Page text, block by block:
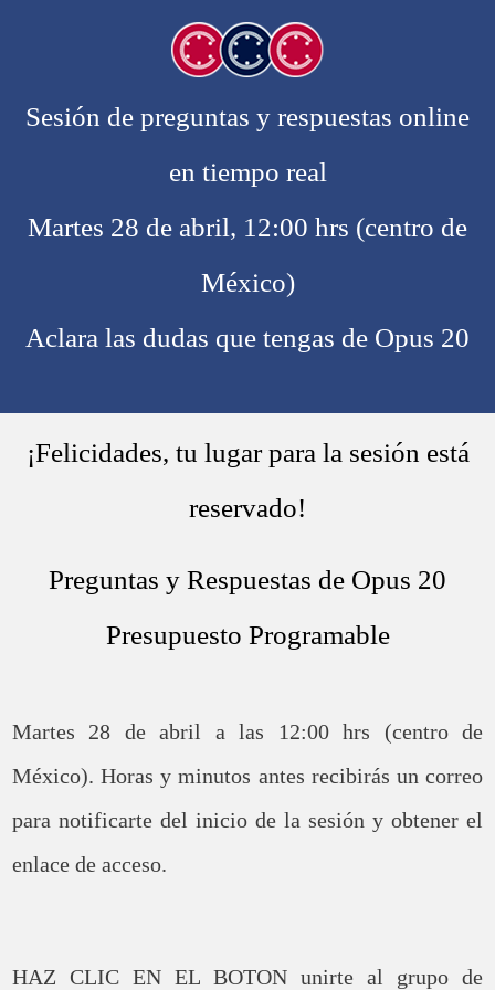
Sesión de preguntas y respuestas online
en tiempo real
Martes 28 de abril, 12:00 hrs (centro de
México)
Aclara las dudas que tengas de Opus 20
¡Felicidades, tu lugar para la sesión está
reservado!
Preguntas y Respuestas de Opus 20
Presupuesto Programable
Martes 28 de abril a las 12:00 hrs (centro de
México). Horas y minutos antes recibirás un correo
para notificarte del inicio de la sesión y obtener el
enlace de acceso.
HAZ CLIC EN EL BOTON unirte al grupo de